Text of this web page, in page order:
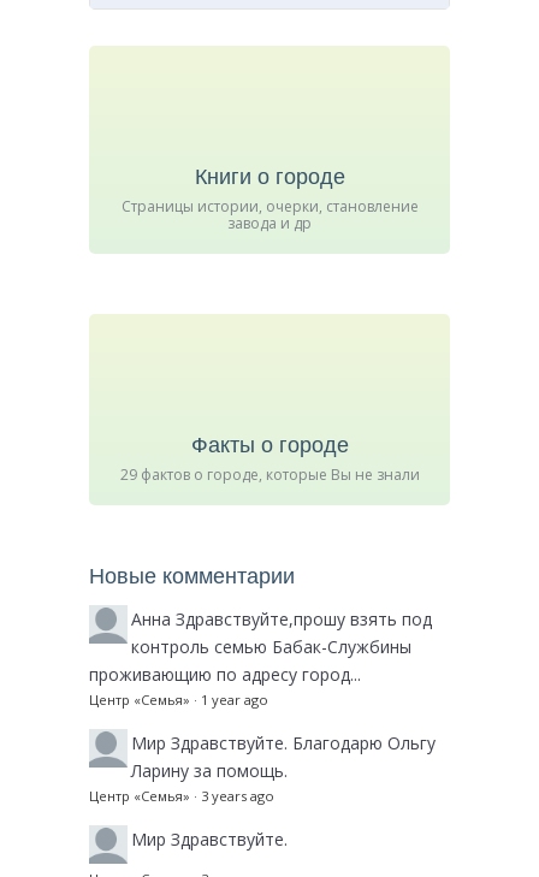
Книги о городе
Страницы истории, очерки, становление
завода и др
Факты о городе
29 фактов о городе, которые Вы не знали
Новые комментарии
Анна Здравствуйте,прошу взять под
контроль семью Бабак-Службины
проживающию по адресу город...
Центр «Семья» · 1 year ago
Мир Здравствуйте. Благодарю Ольгу
Ларину за помощь.
Центр «Семья» · 3 years ago
Мир Здравствуйте.